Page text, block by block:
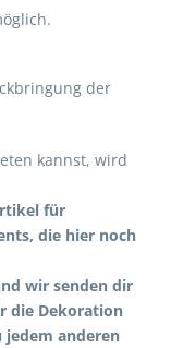
der
kannst, wird
für
die hier noch
wir senden dir
die Dekoration
jedem anderen